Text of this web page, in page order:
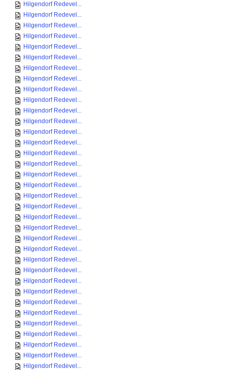
Hilgendorf Redevel...
Hilgendorf Redevel...
Hilgendorf Redevel...
Hilgendorf Redevel...
Hilgendorf Redevel...
Hilgendorf Redevel...
Hilgendorf Redevel...
Hilgendorf Redevel...
Hilgendorf Redevel...
Hilgendorf Redevel...
Hilgendorf Redevel...
Hilgendorf Redevel...
Hilgendorf Redevel...
Hilgendorf Redevel...
Hilgendorf Redevel...
Hilgendorf Redevel...
Hilgendorf Redevel...
Hilgendorf Redevel...
Hilgendorf Redevel...
Hilgendorf Redevel...
Hilgendorf Redevel...
Hilgendorf Redevel...
Hilgendorf Redevel...
Hilgendorf Redevel...
Hilgendorf Redevel...
Hilgendorf Redevel...
Hilgendorf Redevel...
Hilgendorf Redevel...
Hilgendorf Redevel...
Hilgendorf Redevel...
Hilgendorf Redevel...
Hilgendorf Redevel...
Hilgendorf Redevel...
Hilgendorf Redevel...
Hilgendorf Redevel...